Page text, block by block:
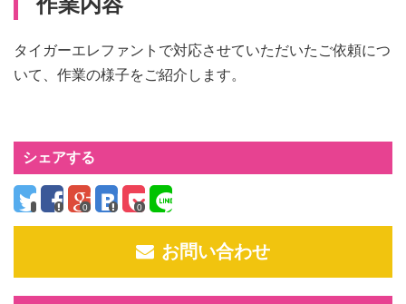
タイガーエレファントで対応させていただいたご依頼につ
いて、作業の様子をご紹介します。
シェアする
0 0
お問い合わせ